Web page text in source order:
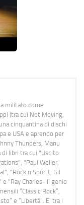
militato come
(tra cui Not Moving,
cinquantina di dischi
e USA e aprendo per
Thunders, Manu
di libri tra cui "Uscito
"Paul Weller,
"Rock n Spor"t, Gil
"Ray Charles- Il genio
“Classic Rock”,
e “Libertà”. E' tra i